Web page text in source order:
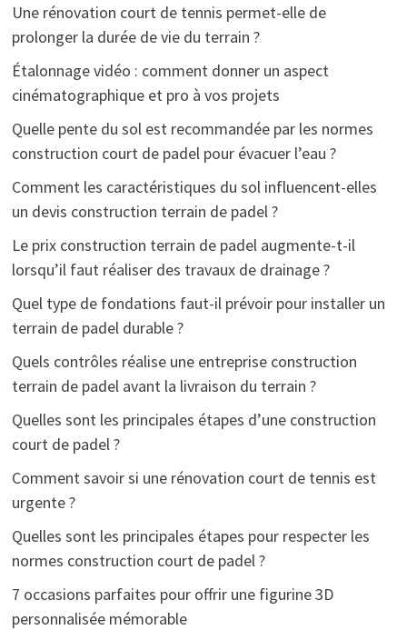
Une rénovation court de tennis permet-elle de
prolonger la durée de vie du terrain ?
Étalonnage vidéo : comment donner un aspect
cinématographique et pro à vos projets
Quelle pente du sol est recommandée par les normes
construction court de padel pour évacuer l’eau ?
Comment les caractéristiques du sol influencent-elles
un devis construction terrain de padel ?
Le prix construction terrain de padel augmente-t-il
lorsqu’il faut réaliser des travaux de drainage ?
Quel type de fondations faut-il prévoir pour installer un
terrain de padel durable ?
Quels contrôles réalise une entreprise construction
terrain de padel avant la livraison du terrain ?
Quelles sont les principales étapes d’une construction
court de padel ?
Comment savoir si une rénovation court de tennis est
urgente ?
Quelles sont les principales étapes pour respecter les
normes construction court de padel ?
7 occasions parfaites pour offrir une figurine 3D
personnalisée mémorable